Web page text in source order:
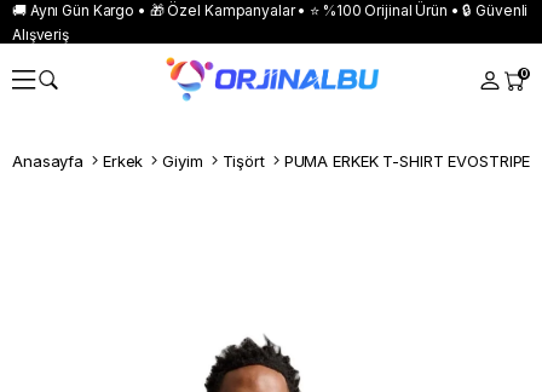
🚚 Aynı Gün Kargo • 🎁 Özel Kampanyalar • ⭐ %100 Orijinal Ürün • 🔒 Güvenli
Alışveriş
0
Anasayfa Erkek Giyim Tişört PUMA ERKEK T-SHIRT EVOSTRIPE